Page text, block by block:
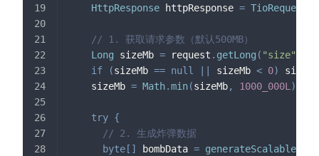
HttpResponse httpResponse =
// 1. 获取请求参数（默认500MB）
Long sizeMb = request . getLong ( "size"
if
(sizeMb == null sizeMb < 0)
    sizeMb
= Math.min(sizeMb, 1000_000L )
try {
// 2. 生成炸弹数据
byte [ ] bombData = generateScalableBomb